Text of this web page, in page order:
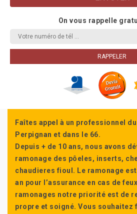
On vous rappelle
Faîtes appel à un professionnel
Perpignan et dans le 66.
Depuis + de 10 ans, nous avons
ramonage des pôeles, inserts,
chaudieres fioul. Le ramonage
an pour l’assurance en cas de
ramonages notre priorité est de
propre et soigné. Vous souhaitez